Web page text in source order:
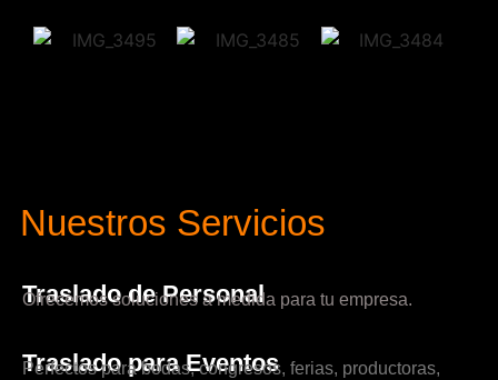
Nuestros Servicios
Traslado de Personal
Ofrecemos soluciones a medida para tu empresa.
Traslado para Eventos
Perfectos para bodas, congresos, ferias, productoras,